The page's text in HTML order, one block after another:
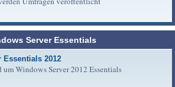
Server Essentials
Essentials 2012
Windows Server 2012 Essentials